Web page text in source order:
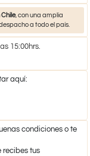
, con una amplia
a todo el país.
15:00hrs.
aquí:
condiciones o te
recibes tus